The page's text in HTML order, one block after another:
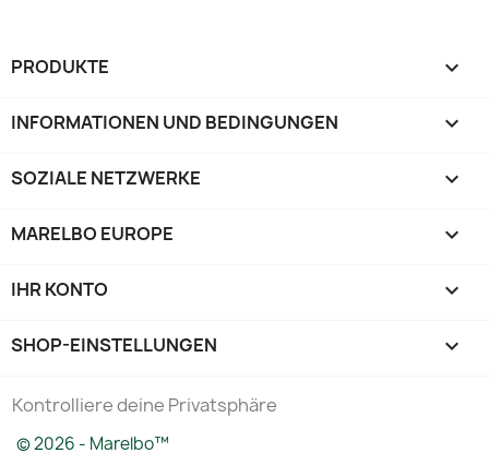
PRODUKTE 
INFORMATIONEN UND BEDINGUNGEN 
SOZIALE NETZWERKE 
MARELBO EUROPE 
IHR KONTO 
SHOP-EINSTELLUNGEN keyboard_arrow_down
Kontrolliere deine Privatsphäre
© 2026 - Marelbo™